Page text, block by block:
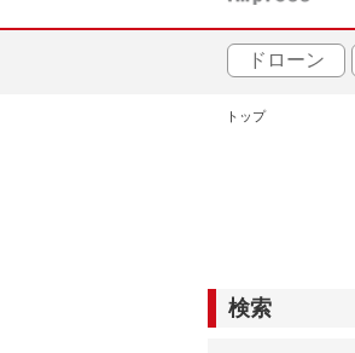
ン
ドローン
ず
トップ
検索